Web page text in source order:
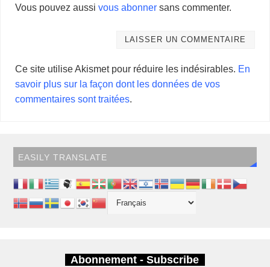
Vous pouvez aussivous abonner sans commenter.
Ce site utilise Akismet pour réduire les indésirables. En
savoir plus sur la façon dont les données de vos
commentaires sont traitées.
EASILY TRANSLATE
Abonnement - Subscribe